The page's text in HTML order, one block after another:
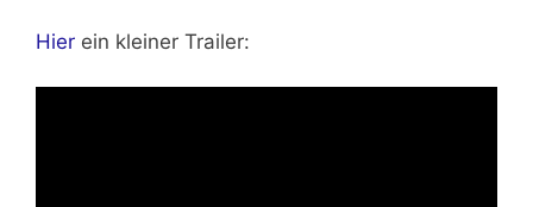
Hier ein kleiner Trailer: